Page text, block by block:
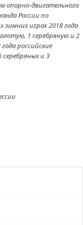
опорно-двигательного
России по
играх 2018 года
1 серебряную и 2
российские
и 3